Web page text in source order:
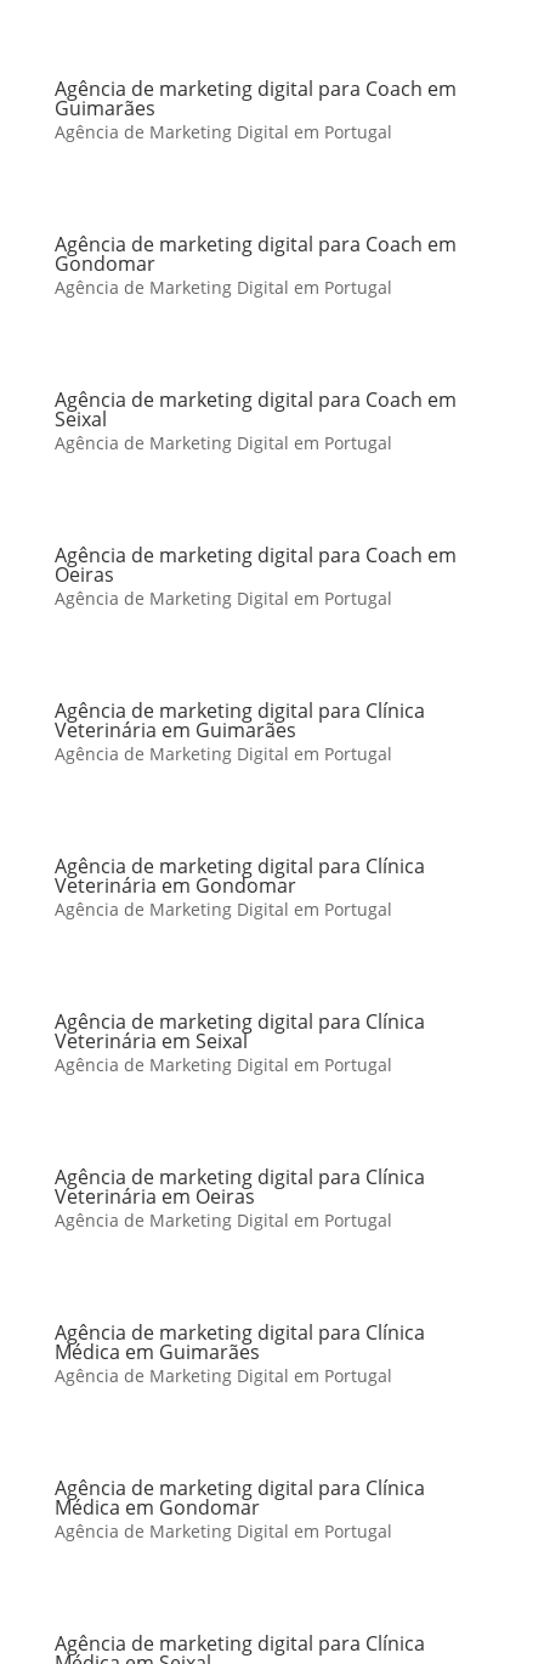
Agência de marketing digital para Coach em
Guimarães
Agência de Marketing Digital em Portugal
Agência de marketing digital para Coach em
Gondomar
Agência de Marketing Digital em Portugal
Agência de marketing digital para Coach em
Seixal
Agência de Marketing Digital em Portugal
Agência de marketing digital para Coach em
Oeiras
Agência de Marketing Digital em Portugal
Agência de marketing digital para Clínica
Veterinária em Guimarães
Agência de Marketing Digital em Portugal
Agência de marketing digital para Clínica
Veterinária em Gondomar
Agência de Marketing Digital em Portugal
Agência de marketing digital para Clínica
Veterinária em Seixal
Agência de Marketing Digital em Portugal
Agência de marketing digital para Clínica
Veterinária em Oeiras
Agência de Marketing Digital em Portugal
Agência de marketing digital para Clínica
Médica em Guimarães
Agência de Marketing Digital em Portugal
Agência de marketing digital para Clínica
Médica em Gondomar
Agência de Marketing Digital em Portugal
Agência de marketing digital para Clínica